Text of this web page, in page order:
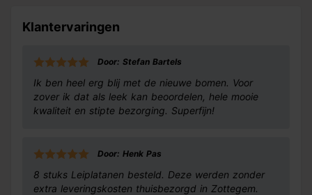
Klantervaringen
Door: Stefan Bartels
Ik ben heel erg blij met de nieuwe bomen. Voor
zover ik dat als leek kan beoordelen, hele mooie
kwaliteit en stipte bezorging. Superfijn!
Door: Henk Pas
8 stuks Leiplatanen besteld. Deze werden zonder
extra leveringskosten thuisbezorgd in Zottegem.